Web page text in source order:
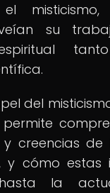
su
del
y creencias de
cómo estas
la